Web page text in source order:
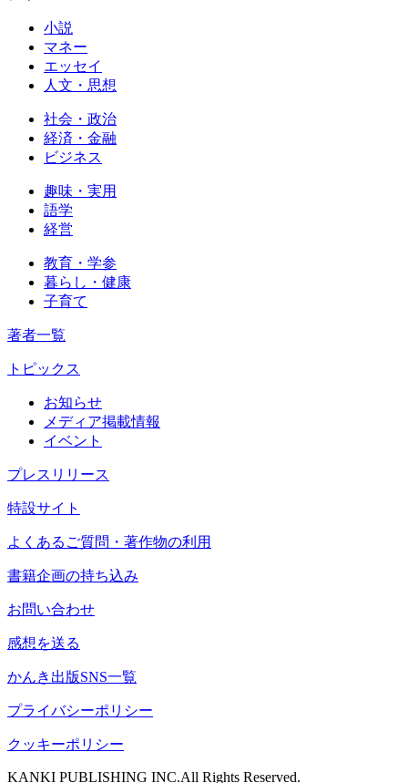
小説
マネー
エッセイ
人文・思想
社会・政治
経済・金融
ビジネス
趣味・実用
語学
経営
教育・学参
暮らし・健康
子育て
著者一覧
トピックス
お知らせ
メディア掲載情報
イベント
プレスリリース
特設サイト
よくあるご質問・著作物の利用
書籍企画の持ち込み
お問い合わせ
感想を送る
かんき出版SNS一覧
プライバシーポリシー
クッキーポリシー
KANKI PUBLISHING INC.All Rights Reserved.